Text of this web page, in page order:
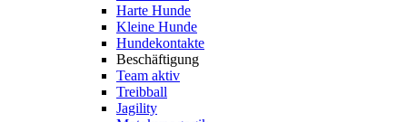
Harte Hunde
Kleine Hunde
Hundekontakte
Beschäftigung
Team aktiv
Treibball
Jagility